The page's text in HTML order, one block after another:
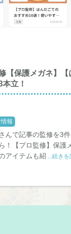
【保護メガネ】【
立！
報
んで記事の監修を3
！【プロ監修】保護
アイテムも紹
...続き